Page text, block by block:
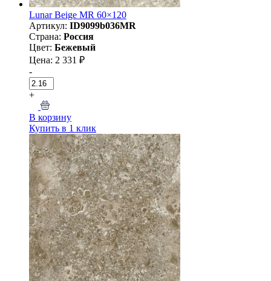
Lunar Beige MR 60×120
Артикул: ID9099b036MR
Страна: Россия
Цвет: Бежевый
Цена: 2 331 ₽
-
+
В корзину
Купить в 1 клик